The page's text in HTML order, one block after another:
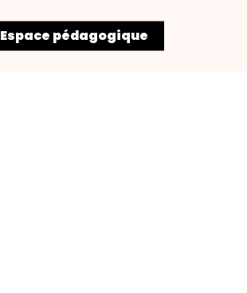
Espace pédagogique